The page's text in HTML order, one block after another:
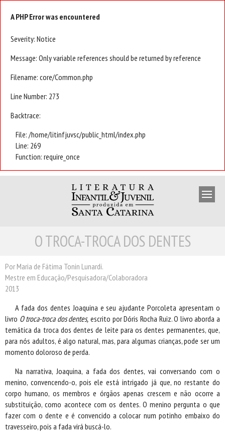
A PHP Error was encountered
Severity: Notice
Message: Only variable references should be returned by reference
Filename: core/Common.php
Line Number: 273
Backtrace:
File: /home/litinfjuvsc/public_html/index.php
Line: 269
Function: require_once
ESCRITORES
TRADUTORES
PRÓXIMAS EDIÇÕES
O TROCA-TROCA DOS DENTES
Por Maria de Fátima Tonin Lunardi.
Mestre em Educação/Pesquisadora/Colaboradora
2013
A fada dos dentes Joaquina e seu ajudante Porcoleta apresentam o
livro O troca-troca dos dentes, escrito por Dóris Rocha Ruiz. O livro aborda a
temática da troca dos dentes de leite para os dentes permanentes, que,
para nós adultos, é algo natural, mas, para algumas crianças, pode ser um
momento doloroso de perda.
Na narrativa, Joaquina, a fada dos dentes, vai conversando com o
menino, convencendo-o, pois ele está intrigado já que, no restante do
corpo humano, os membros e órgãos apenas crescem e não ocorre a
substituição, como acontece com os dentes. O menino pergunta o que
fazer com o dente e é convencido a colocar num potinho embaixo do
travesseiro, pois a fada virá buscá-lo.